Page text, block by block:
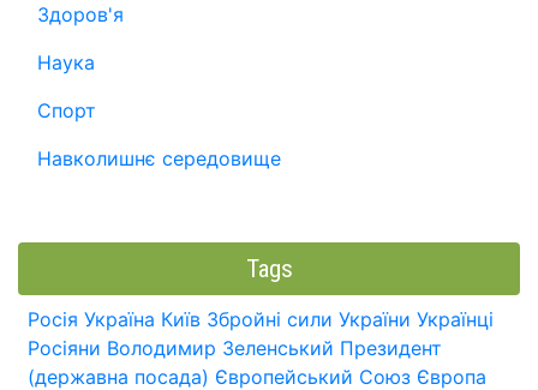
Здоров'я
Наука
Спорт
Навколишнє середовище
Tags
Росія Україна Київ Збройні сили України Українці
Росіяни Володимир Зеленський Президент
(державна посада) Європейський Союз Європа